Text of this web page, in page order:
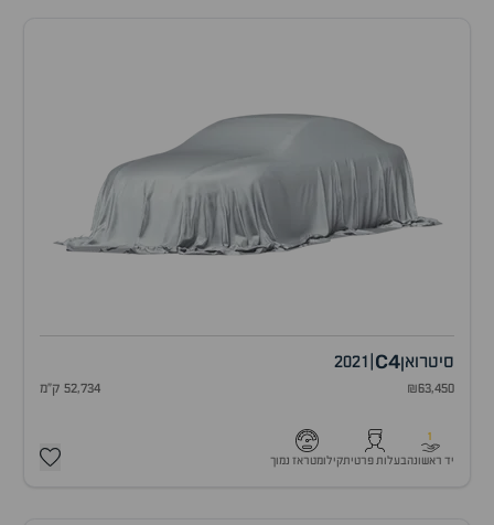
סיטרואןC4
2021
₪63,450 52,734 ק"מ
1
יד ראשונהבעלות פרטיתקילומטראז נמוך